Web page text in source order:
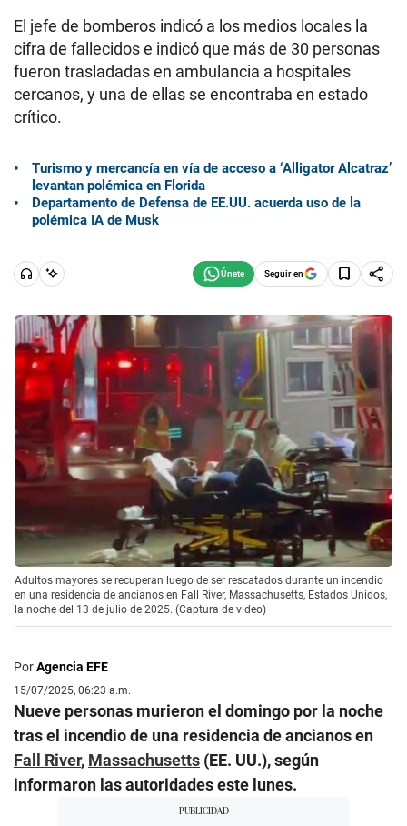
El jefe de bomberos indicó a los medios locales la
cifra de fallecidos e indicó que más de 30 personas
fueron trasladadas en ambulancia a hospitales
cercanos, y una de ellas se encontraba en estado
crítico.
Turismo y mercancía en vía de acceso a ‘Alligator Alcatraz’
levantan polémica en Florida
Departamento de Defensa de EE.UU. acuerda uso de la
polémica IA de Musk
Seguir en
Adultos mayores se recuperan luego de ser rescatados durante un incendio
en una residencia de ancianos en Fall River, Massachusetts, Estados Unidos,
la noche del 13 de julio de 2025. (Captura de video)
PorAgencia EFE
15/07/2025, 06:23 a.m.
Nueve personas murieron el domingo por la noche
tras el incendio de una residencia de ancianos en
Fall River, Massachusetts (EE. UU.), según
informaron las autoridades este lunes.